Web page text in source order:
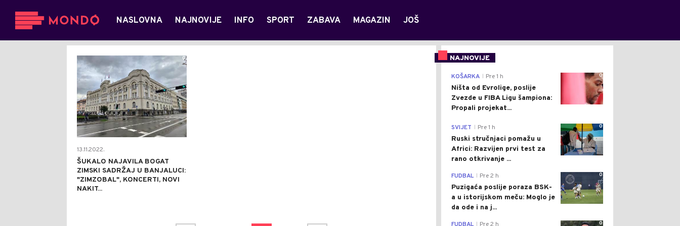
NASLOVNA NAJNOVIJE INFO SPORT ZABAVA MAGAZIN JOŠ
13.11.2022.
ŠUKALO NAJAVILA BOGAT
ZIMSKI SADRŽAJ U BANJALUCI:
"ZIMZOBAL", KONCERTI, NOVI
NAKIT...
0 NAJNOVIJE
0
KOŠARKA Pre 1 h
Ništa od Evrolige, poslije
Zvezde u FIBA Ligu šampiona:
Propali projekat...
0
SVIJET Pre 1 h
Ruski stručnjaci pomažu u
Africi: Razvijen prvi test za
rano otkrivanje ...
0
FUDBAL Pre 2 h
Puzigaća poslije poraza BSK-
a u istorijskom meču: Moglo je
da ode i na j...
0